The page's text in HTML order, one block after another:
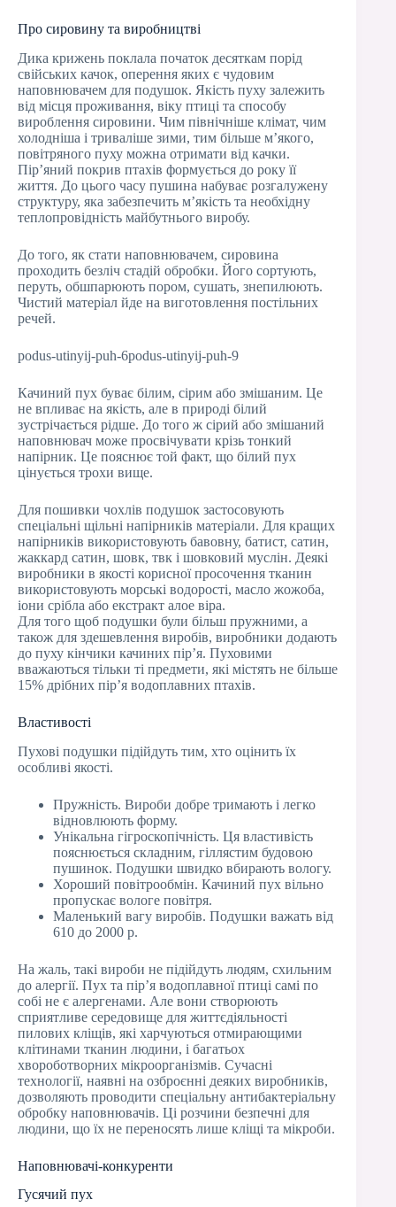
Про сировину та виробництві
Дика крижень поклала початок десяткам порід
свійських качок, оперення яких є чудовим
наповнювачем для подушок. Якість пуху залежить
від місця проживання, віку птиці та способу
вироблення сировини. Чим північніше клімат, чим
холодніша і триваліше зими, тим більше м’якого,
повітряного пуху можна отримати від качки.
Пір’яний покрив птахів формується до року її
життя. До цього часу пушина набуває розгалужену
структуру, яка забезпечить м’якість та необхідну
теплопровідність майбутнього виробу.
До того, як стати наповнювачем, сировина
проходить безліч стадій обробки. Його сортують,
перуть, обшпарюють пором, сушать, знепилюють.
Чистий матеріал йде на виготовлення постільних
речей.
podus-utinyij-puh-6podus-utinyij-puh-9
Качиний пух буває білим, сірим або змішаним. Це
не впливає на якість, але в природі білий
зустрічається рідше. До того ж сірий або змішаний
наповнювач може просвічувати крізь тонкий
напірник. Це пояснює той факт, що білий пух
цінується трохи вище.
Для пошивки чохлів подушок застосовують
спеціальні щільні напірників матеріали. Для кращих
напірників використовують бавовну, батист, сатин,
жаккард сатин, шовк, твк і шовковий муслін. Деякі
виробники в якості корисної просочення тканин
використовують морські водорості, масло жожоба,
іони срібла або екстракт алое віра.
Для того щоб подушки були більш пружними, а
також для здешевлення виробів, виробники додають
до пуху кінчики качиних пір’я. Пуховими
вважаються тільки ті предмети, які містять не більше
15% дрібних пір’я водоплавних птахів.
Властивості
Пухові подушки підійдуть тим, хто оцінить їх
особливі якості.
Пружність. Вироби добре тримають і легко
відновлюють форму.
Унікальна гігроскопічність. Ця властивість
пояснюється складним, гіллястим будовою
пушинок. Подушки швидко вбирають вологу.
Хороший повітрообмін. Качиний пух вільно
пропускає вологе повітря.
Маленький вагу виробів. Подушки важать від
610 до 2000 р.
На жаль, такі вироби не підійдуть людям, схильним
до алергії. Пух та пір’я водоплавної птиці самі по
собі не є алергенами. Але вони створюють
сприятливе середовище для життєдіяльності
пилових кліщів, які харчуються отмирающими
клітинами тканин людини, і багатьох
хвороботворних мікроорганізмів. Сучасні
технології, наявні на озброєнні деяких виробників,
дозволяють проводити спеціальну антибактеріальну
обробку наповнювачів. Ці розчини безпечні для
людини, що їх не переносять лише кліщі та мікроби.
Наповнювачі-конкуренти
Гусячий пух